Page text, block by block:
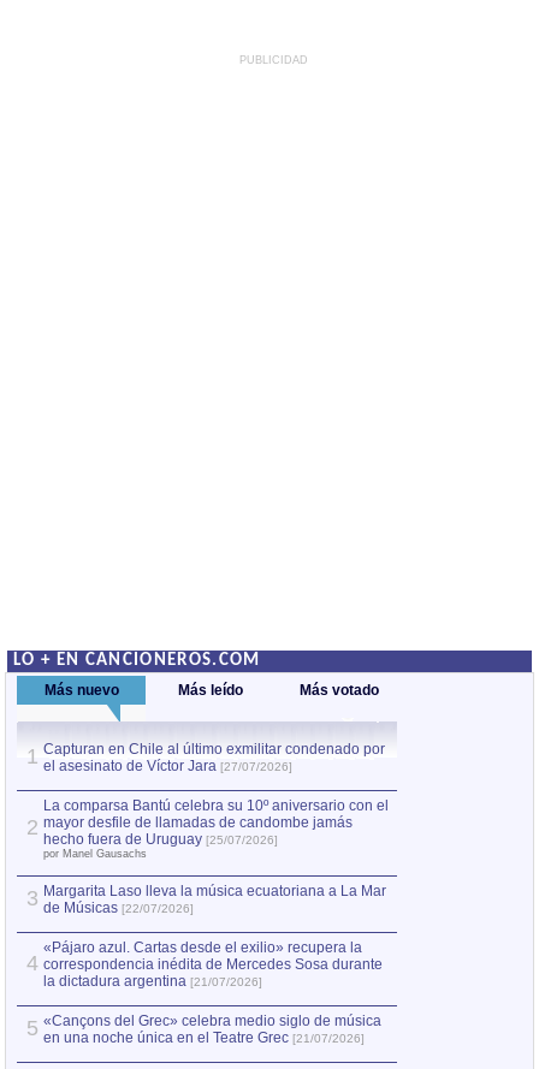
PUBLICIDAD
LO + EN CANCIONEROS.COM
Más nuevo Más leído Más votado
1 Capturan en Chile al último exmilitar condenado por
el asesinato de Víctor Jara [27/07/2026]
2
La comparsa Bantú celebra su 10º aniversario con el
mayor desfile de llamadas de candombe jamás
hecho fuera de Uruguay [25/07/2026]
por Manel Gausachs
3 Margarita Laso lleva la música ecuatoriana a La Mar
de Músicas [22/07/2026]
4
«Pájaro azul. Cartas desde el exilio» recupera la
correspondencia inédita de Mercedes Sosa durante
la dictadura argentina [21/07/2026]
5 «Cançons del Grec» celebra medio siglo de música
en una noche única en el Teatre Grec [21/07/2026]